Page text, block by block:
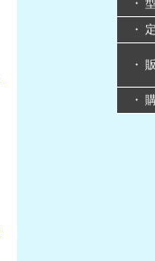
・
・
・
・